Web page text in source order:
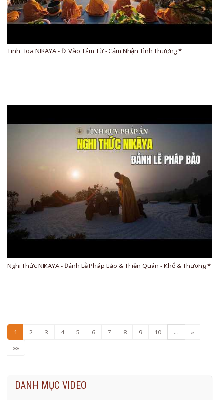
Tinh Hoa NIKAYA - Đi Vào Tâm Từ - Cảm Nhận Tình Thương *
Nghi Thức NIKAYA - Đảnh Lễ Pháp Bảo & Thiền Quán - Khổ & Thương *
1 2 3 4 5 6 7 8 9 10 …
»
»»
DANH MỤC VIDEO